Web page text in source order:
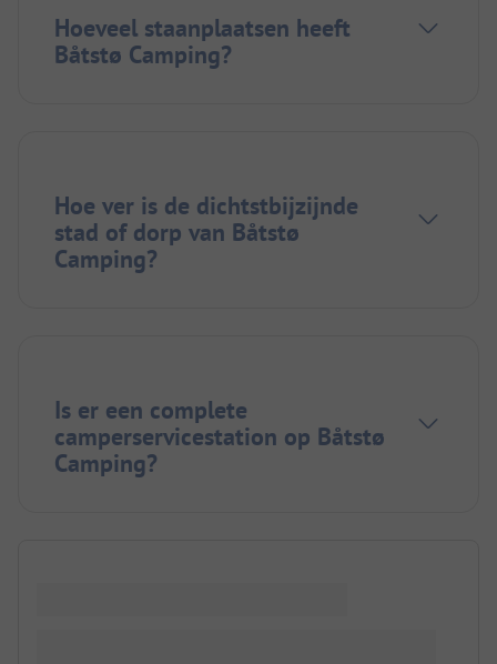
Hoeveel staanplaatsen heeft
Båtstø Camping?
Hoe ver is de dichtstbijzijnde
stad of dorp van Båtstø
Camping?
Is er een complete
camperservicestation op Båtstø
Camping?